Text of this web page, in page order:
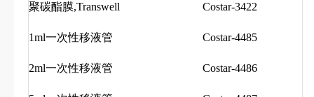
聚碳酯膜,Transwell Costar-3422
1ml一次性移液管 Costar-4485
2ml一次性移液管 Costar-4486